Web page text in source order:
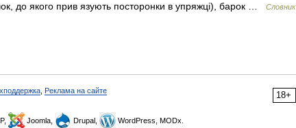
до якого прив язують посторонки в упряжці), барок …
Словник
18+
Реклама на сайте
Joomla, Drupal, WordPress, MODx.